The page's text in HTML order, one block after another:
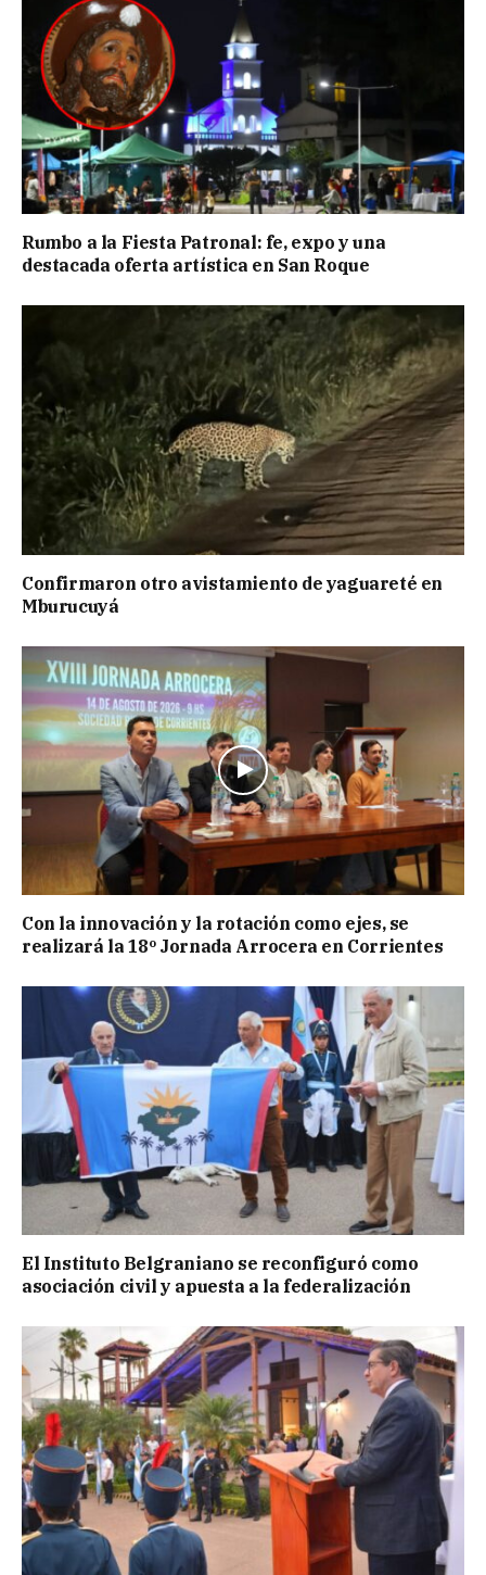
Rumbo a la Fiesta Patronal: fe, expo y una
destacada oferta artística en San Roque
Confirmaron otro avistamiento de yaguareté en
Mburucuyá
Con la innovación y la rotación como ejes, se
realizará la 18º Jornada Arrocera en Corrientes
El Instituto Belgraniano se reconfiguró como
asociación civil y apuesta a la federalización